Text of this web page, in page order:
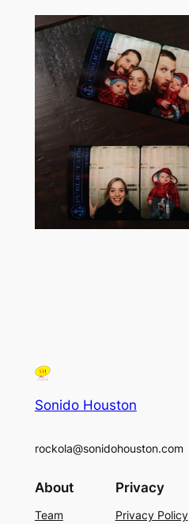
Sonido Houston
rockola@sonidohouston.com
About
Team
Privacy
Privacy Policy